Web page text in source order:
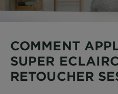
COMMENT
SUPER
RETOUCHER